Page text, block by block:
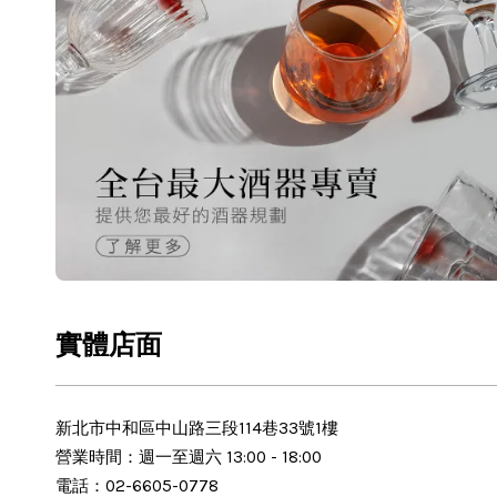
實體店面
新北市中和區中山路三段114巷33號1樓
營業時間：週一至週六 13:00 - 18:00
電話：02-6605-0778